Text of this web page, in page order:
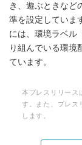
き、遊ぶときなど
準を設定していま
には、環境ラベル
り組んでいる環境
ています。
本プレスリリース
す。また、プレス
します。